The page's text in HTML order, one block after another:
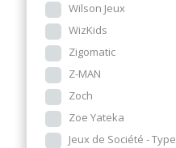
Wilson Jeux
WizKids
Zigomatic
Z-MAN
Zoch
Zoe Yateka
Jeux de Société - Type